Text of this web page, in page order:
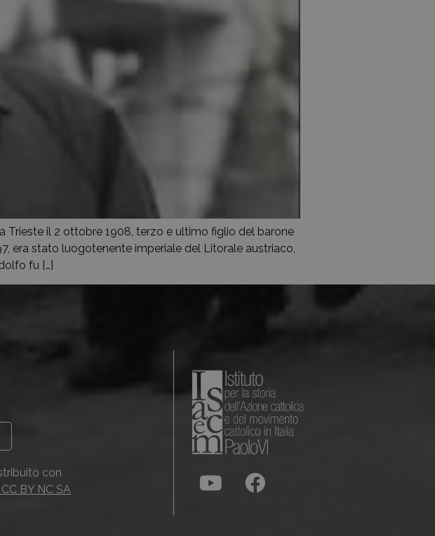
Trieste il 2 ottobre 1908, terzo e ultimo figlio del barone
era stato luogotenente imperiale del Litorale austriaco,
fu […]
con
BY NC SA